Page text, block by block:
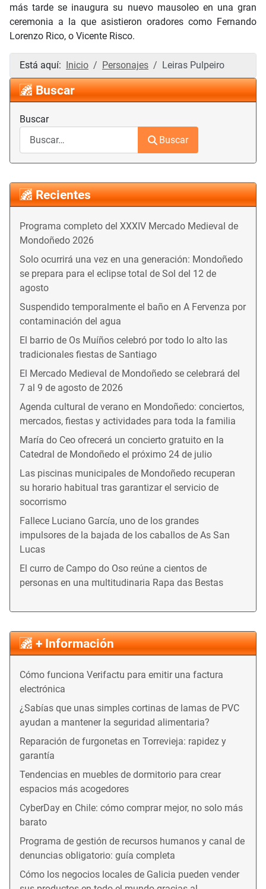
más tarde se inaugura su nuevo mausoleo en una gran
ceremonia a la que asistieron oradores como Fernando
Lorenzo Rico, o Vicente Risco.
Está aquí: Inicio Personajes Leiras Pulpeiro
Buscar
Buscar
Buscar
Recientes
Programa completo del XXXIV Mercado Medieval de
Mondoñedo 2026
Solo ocurrirá una vez en una generación: Mondoñedo
se prepara para el eclipse total de Sol del 12 de
agosto
Suspendido temporalmente el baño en A Fervenza por
contaminación del agua
El barrio de Os Muíños celebró por todo lo alto las
tradicionales fiestas de Santiago
El Mercado Medieval de Mondoñedo se celebrará del
7 al 9 de agosto de 2026
Agenda cultural de verano en Mondoñedo: conciertos,
mercados, fiestas y actividades para toda la familia
María do Ceo ofrecerá un concierto gratuito en la
Catedral de Mondoñedo el próximo 24 de julio
Las piscinas municipales de Mondoñedo recuperan
su horario habitual tras garantizar el servicio de
socorrismo
Fallece Luciano García, uno de los grandes
impulsores de la bajada de los caballos de As San
Lucas
El curro de Campo do Oso reúne a cientos de
personas en una multitudinaria Rapa das Bestas
+ Información
Cómo funciona Verifactu para emitir una factura
electrónica
¿Sabías que unas simples cortinas de lamas de PVC
ayudan a mantener la seguridad alimentaria?
Reparación de furgonetas en Torrevieja: rapidez y
garantía
Tendencias en muebles de dormitorio para crear
espacios más acogedores
CyberDay en Chile: cómo comprar mejor, no solo más
barato
Programa de gestión de recursos humanos y canal de
denuncias obligatorio: guía completa
Cómo los negocios locales de Galicia pueden vender